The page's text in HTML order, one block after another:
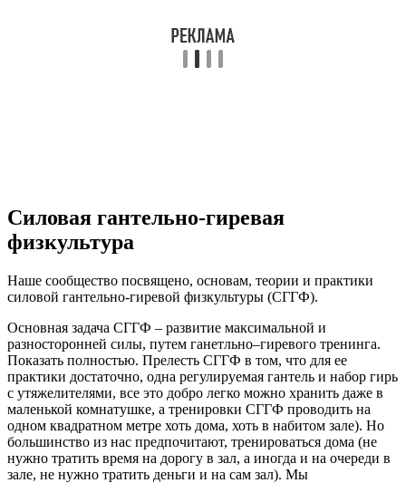
Силовая гантельно-гиревая
физкультура
Наше сообщество посвящено, основам, теории и практики
силовой гантельно-гиревой физкультуры (СГГФ).
Основная задача СГГФ – развитие максимальной и
разносторонней силы, путем ганетльно–гиревого тренинга.
Показать полностью. Прелесть СГГФ в том, что для ее
практики достаточно, одна регулируемая гантель и набор гирь
с утяжелителями, все это добро легко можно хранить даже в
маленькой комнатушке, а тренировки СГГФ проводить на
одном квадратном метре хоть дома, хоть в набитом зале). Но
большинство из нас предпочитают, тренироваться дома (не
нужно тратить время на дорогу в зал, а иногда и на очереди в
зале, не нужно тратить деньги и на сам зал). Мы